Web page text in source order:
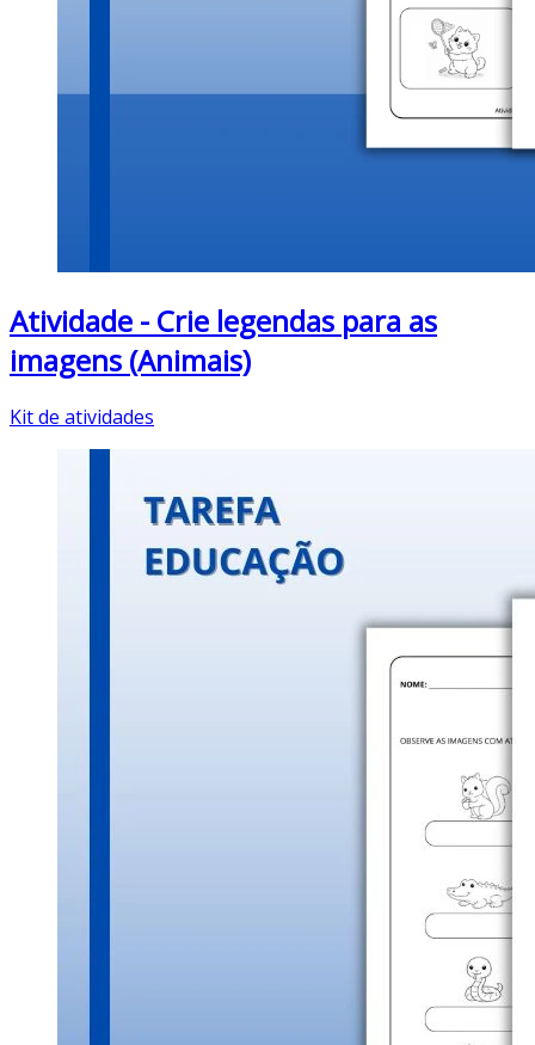
Atividade - Crie legendas para as
imagens (Animais)
Kit de atividades